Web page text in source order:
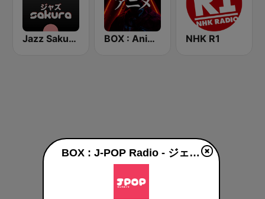
Jazz Sakura - asia DREAM radio BOX : Anime Radio -アニメラジオ NHK R1
BOX : J-POP Radio - ジェイポップ 無線 en vivo